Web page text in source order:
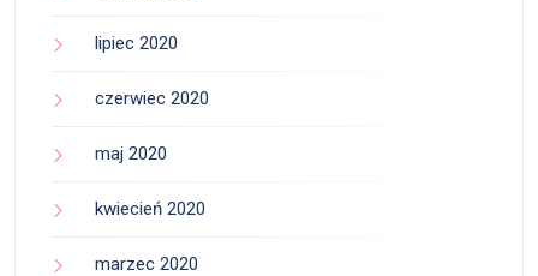
lipiec 2020
czerwiec 2020
maj 2020
kwiecień 2020
marzec 2020